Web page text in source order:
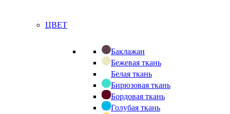
ЦВЕТ
Баклажан
Бежевая ткань
Белая ткань
Бирюзовая ткань
Бордовая ткань
Голубая ткань